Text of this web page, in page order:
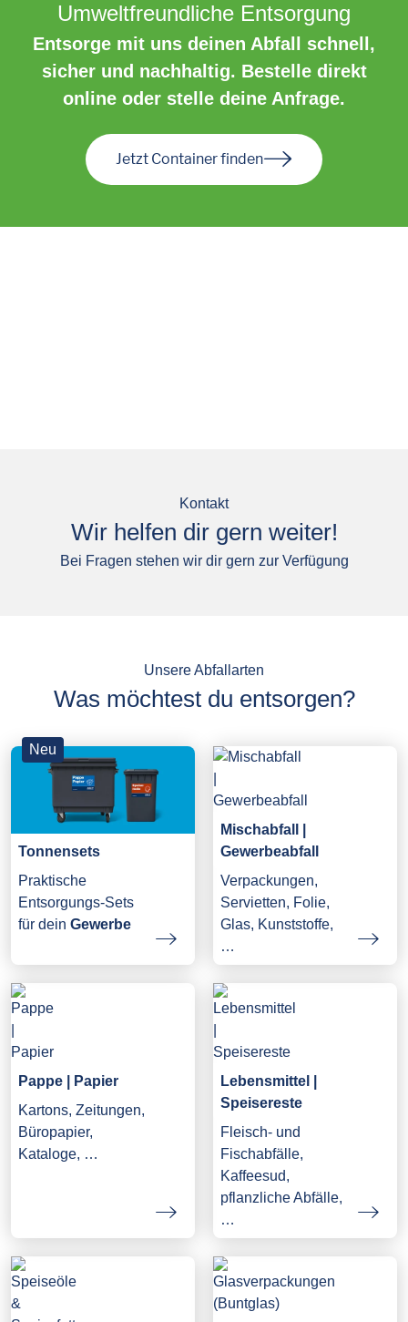
Umweltfreundliche Entsorgung
Entsorge mit uns deinen Abfall schnell,
sicher und nachhaltig. Bestelle direkt
online oder stelle deine Anfrage.
Jetzt Container finden
Kontakt
Wir helfen dir gern weiter!
Bei Fragen stehen wir dir gern zur Verfügung
Unsere Abfallarten
Was möchtest du entsorgen?
Neu
Tonnensets
Praktische
Entsorgungs-Sets
für dein Gewerbe
Mischabfall |
Gewerbeabfall
Verpackungen,
Servietten, Folie,
Glas, Kunststoffe,
…
Pappe | Papier
Kartons, Zeitungen,
Büropapier,
Kataloge, …
Lebensmittel |
Speisereste
Fleisch- und
Fischabfälle,
Kaffeesud,
pflanzliche Abfälle,
…